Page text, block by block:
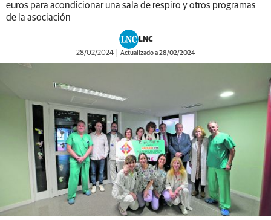
euros para acondicionar una sala de respiro y otros programas
de la asociación
LNC
28/02/2024 Actualizado a 28/02/2024